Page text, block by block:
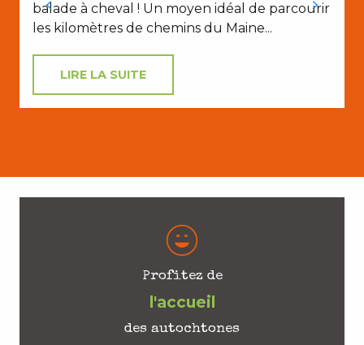
balade à cheval ! Un moyen idéal de parcourir
les kilomètres de chemins du Maine...
LIRE LA SUITE
Profitez de
l'accueil
des autochtones